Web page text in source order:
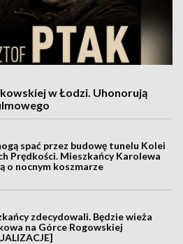
w Łodzi. Uhonorują
spać przez budowę tunelu Kolei
Prędkości. Mieszkańcy Karolewa
o nocnym koszmarze
zdecydowali. Będzie wieża
na Górce Rogowskiej